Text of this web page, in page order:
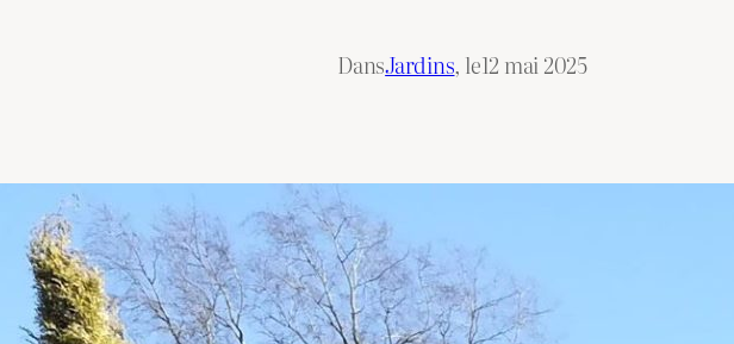
DansJardins, le12 mai 2025